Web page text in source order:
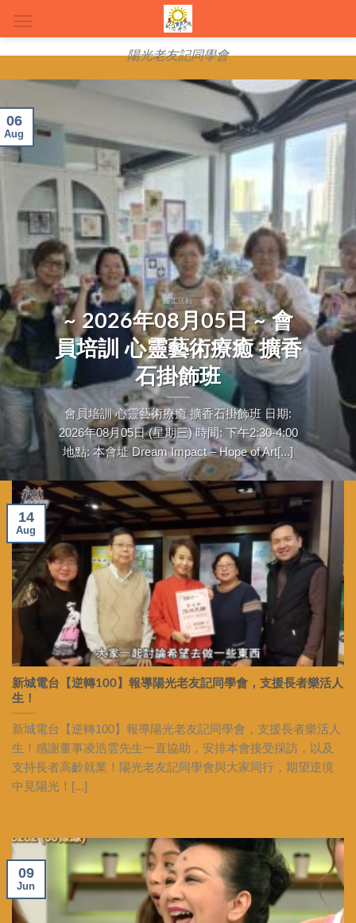
content
陽光老友記同學會
義工活動
~ 2026年08月05日 ~ 會
員培訓 心靈藝術療癒 擴香
石掛飾班
會員培訓 心靈藝術療癒 擴香石掛飾班 日期:
2026年08月05日 (星期三) 時間: 下午2:30-4:00
地點: 本會址 Dream Impact – Hope of Art[...]
06
Aug
新城電台【逆轉100】報導陽光老友記同學會，支援長者樂活人
生！
新城電台【逆轉100】報導陽光老友記同學會，支援長者樂活人
生！感謝董事凌浩雲先生一直協助，安排本會接受採訪，以及
支持長者高齡就業！陽光老友記同學會與大家同行，期望逆境
中見陽光！[...]
14
Aug
09
Jun